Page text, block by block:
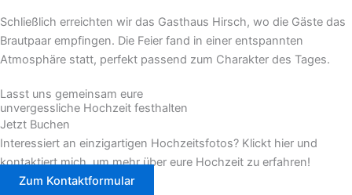
Schließlich erreichten wir das Gasthaus Hirsch, wo die Gäste das
Brautpaar empfingen. Die Feier fand in einer entspannten
Atmosphäre statt, perfekt passend zum Charakter des Tages.
Lasst uns gemeinsam eure
unvergessliche Hochzeit festhalten
Jetzt Buchen
Interessiert an einzigartigen Hochzeitsfotos? Klickt hier und
kontaktiert mich, um mehr über eure Hochzeit zu erfahren!
Zum Kontaktformular